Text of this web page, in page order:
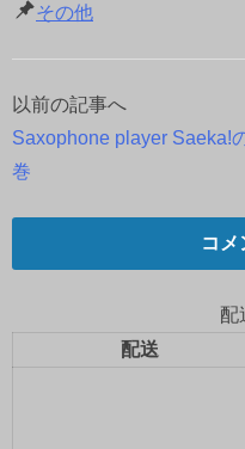
その他
投
稿
ナ
ビ
ー
以前の記事へ
Saxophone player Saeka!
巻
コメ
配
配送